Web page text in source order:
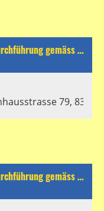
freiwilliges KK-Training (effektive Durchführung gemäss separatem Chat)
79, 8304
freiwilliges KK-Training (effektive Durchführung gemäss separatem Chat)